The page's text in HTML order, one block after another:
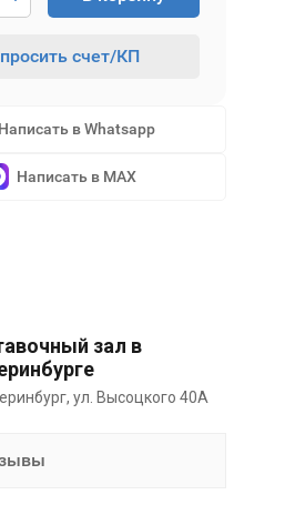
счет/КП
Написать в Whatsapp
Написать в MAX
зал в
ул. Высоцкого 40А